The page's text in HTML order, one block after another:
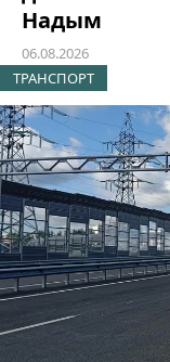
Надым
06.08.2026
ТРАНСПОРТ